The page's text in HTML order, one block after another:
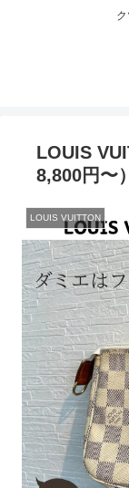
LOUIS
8,800円〜）
LOUIS VUITTON